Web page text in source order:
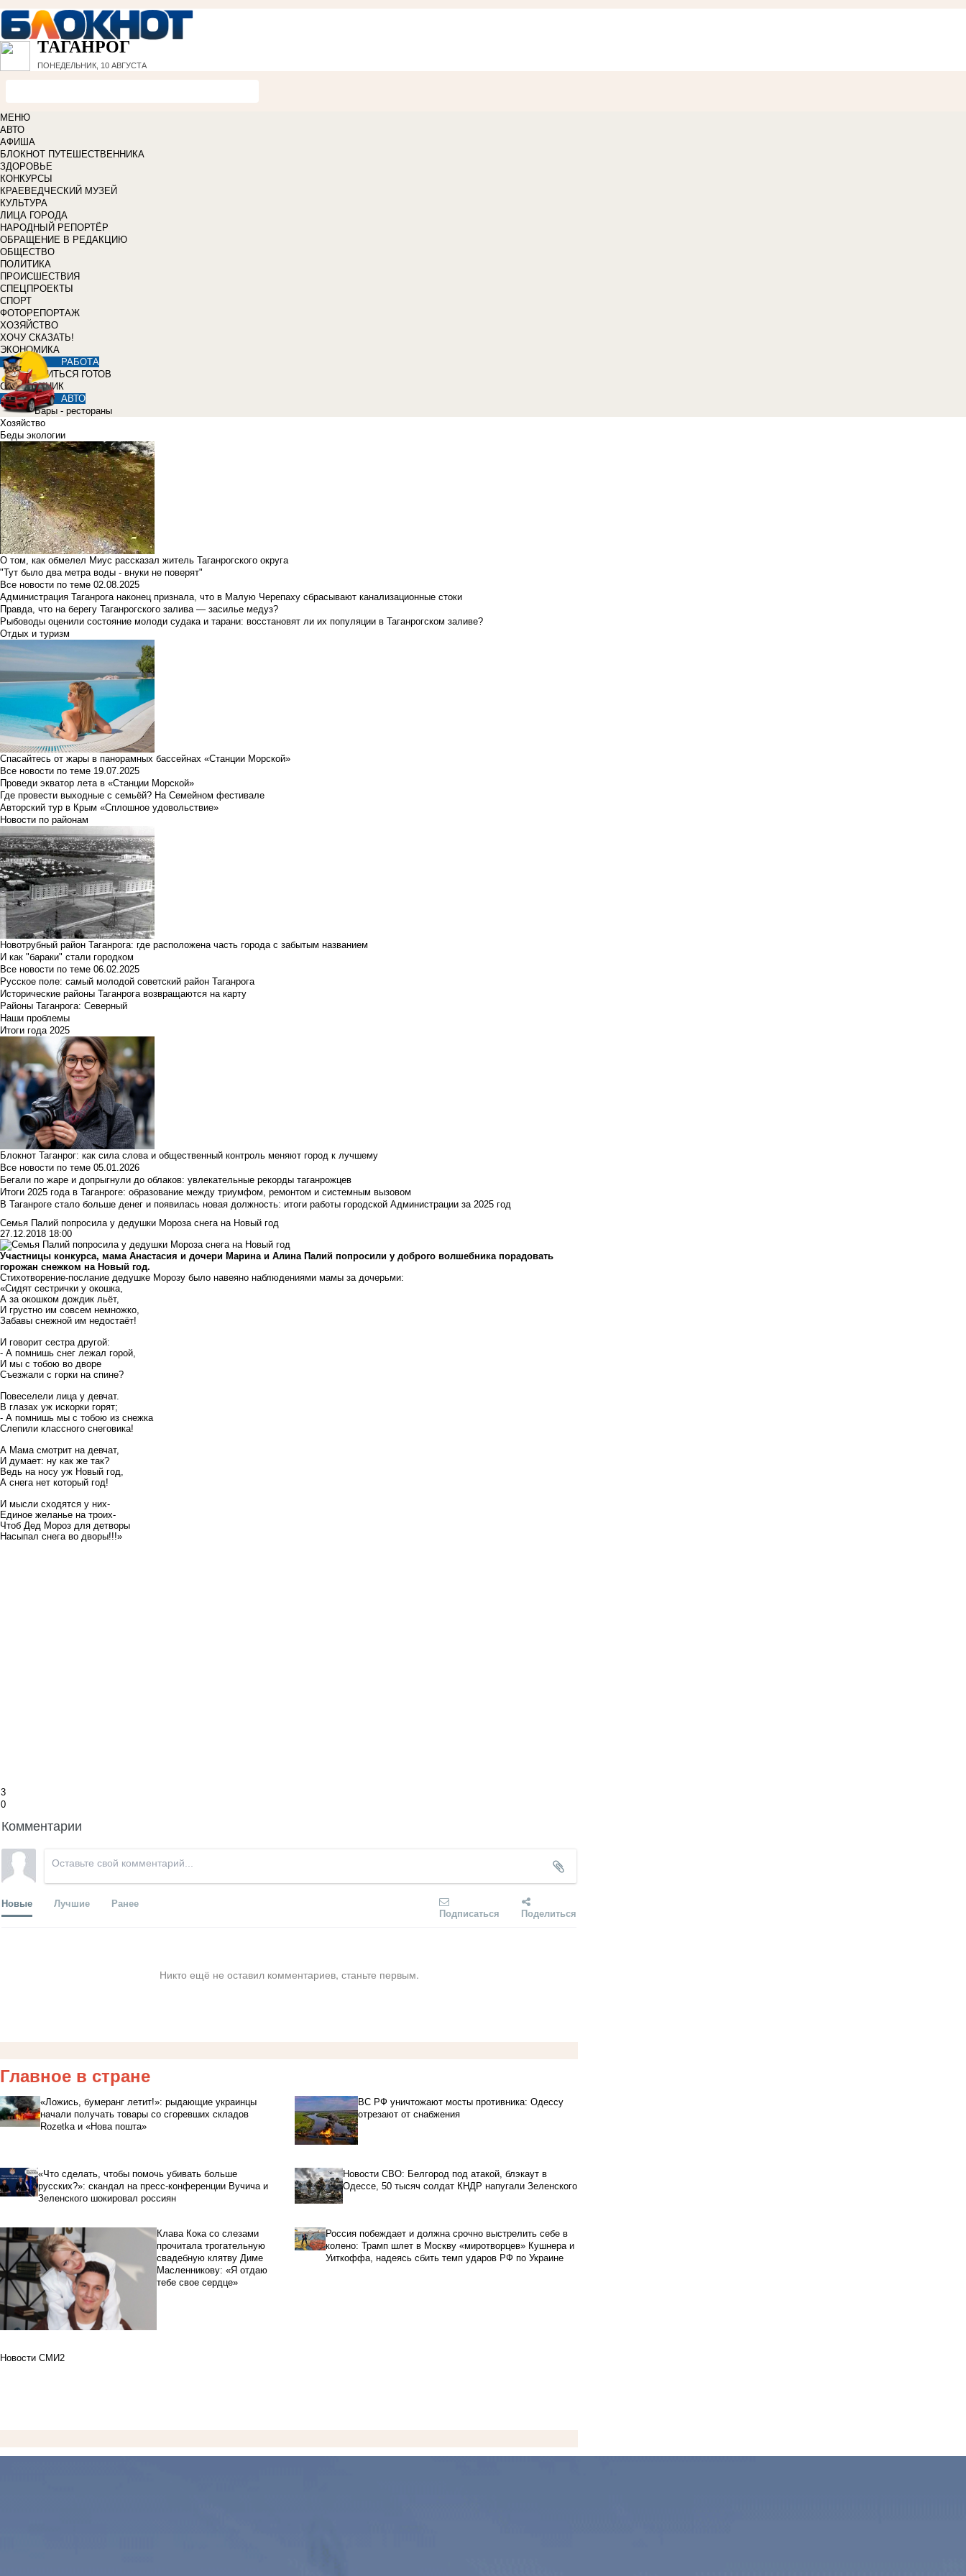
ТАГАНРОГ
ПОНЕДЕЛЬНИК, 10 АВГУСТА
МЕНЮ
АВТО
АФИША
БЛОКНОТ ПУТЕШЕСТВЕННИКА
ЗДОРОВЬЕ
КОНКУРСЫ
КРАЕВЕДЧЕСКИЙ МУЗЕЙ
КУЛЬТУРА
ЛИЦА ГОРОДА
НАРОДНЫЙ РЕПОРТЁР
ОБРАЩЕНИЕ В РЕДАКЦИЮ
ОБЩЕСТВО
ПОЛИТИКА
ПРОИСШЕСТВИЯ
СПЕЦПРОЕКТЫ
СПОРТ
ФОТОРЕПОРТАЖ
ХОЗЯЙСТВО
ХОЧУ СКАЗАТЬ!
ЭКОНОМИКА
РАБОТА
УЧИТЬСЯ ГОТОВ
СПРАВОЧНИК
АВТО
Бары - рестораны
Хозяйство
Беды экологии
О том, как обмелел Миус рассказал житель Таганрогского округа
"Тут было два метра воды - внуки не поверят"
Все новости по теме 02.08.2025
Администрация Таганрога наконец признала, что в Малую Черепаху сбрасывают канализационные стоки
Правда, что на берегу Таганрогского залива — засилье медуз?
Рыбоводы оценили состояние молоди судака и тарани: восстановят ли их популяции в Таганрогском заливе?
Отдых и туризм
Спасайтесь от жары в панорамных бассейнах «Станции Морской»
Все новости по теме 19.07.2025
Проведи экватор лета в «Станции Морской»
Где провести выходные с семьёй? На Семейном фестивале
Авторский тур в Крым «Сплошное удовольствие»
Новости по районам
Новотрубный район Таганрога: где расположена часть города с забытым названием
И как "бараки" стали городком
Все новости по теме 06.02.2025
Русское поле: самый молодой советский район Таганрога
Исторические районы Таганрога возвращаются на карту
Районы Таганрога: Северный
Наши проблемы
Итоги года 2025
Блокнот Таганрог: как сила слова и общественный контроль меняют город к лучшему
Все новости по теме 05.01.2026
Бегали по жаре и допрыгнули до облаков: увлекательные рекорды таганрожцев
Итоги 2025 года в Таганроге: образование между триумфом, ремонтом и системным вызовом
В Таганроге стало больше денег и появилась новая должность: итоги работы городской Администрации за 2025 год
Семья Палий попросила у дедушки Мороза снега на Новый год
27.12.2018 18:00
Участницы конкурса, мама Анастасия и дочери Марина и Алина Палий попросили у доброго волшебника порадовать
горожан снежком на Новый год.
Стихотворение-послание дедушке Морозу было навеяно наблюдениями мамы за дочерьми:
«Сидят сестрички у окошка,
А за окошком дождик льёт,
И грустно им совсем немножко,
Забавы снежной им недостаёт!
И говорит сестра другой:
- А помнишь снег лежал горой,
И мы с тобою во дворе
Съезжали с горки на спине?
Повеселели лица у девчат.
В глазах уж искорки горят;
- А помнишь мы с тобою из снежка
Слепили классного снеговика!
А Мама смотрит на девчат,
И думает: ну как же так?
Ведь на носу уж Новый год,
А снега нет который год!
И мысли сходятся у них-
Единое желанье на троих-
Чтоб Дед Мороз для детворы
Насыпал снега во дворы!!!»
3
0
Комментарии
Новые Лучшие Ранее
Подписаться Поделиться
Никто ещё не оставил комментариев, станьте первым.
Главное в стране
«Ложись, бумеранг летит!»: рыдающие украинцы
начали получать товары со сгоревших складов
Rozetka и «Нова пошта»
ВС РФ уничтожают мосты противника: Одессу
отрезают от снабжения
«Что сделать, чтобы помочь убивать больше
русских?»: скандал на пресс-конференции Вучича и
Зеленского шокировал россиян
Новости СВО: Белгород под атакой, блэкаут в
Одессе, 50 тысяч солдат КНДР напугали Зеленского
Клава Кока со слезами
прочитала трогательную
свадебную клятву Диме
Масленникову: «Я отдаю
тебе свое сердце»
Россия побеждает и должна срочно выстрелить себе в
колено: Трамп шлет в Москву «миротворцев» Кушнера и
Уиткоффа, надеясь сбить темп ударов РФ по Украине
Новости СМИ2